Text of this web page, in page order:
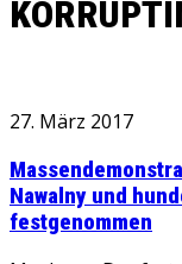
27. März 2017
Nawalny und
festgenommen